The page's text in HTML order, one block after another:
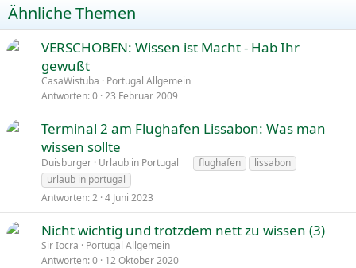
Ähnliche Themen
e
VERSCHOBEN: Wissen ist Macht - Hab Ihr
gewußt
CasaWistuba
Portugal Allgemein
Antworten 0 23 Februar 2009
Terminal 2 am Flughafen Lissabon: Was man
wissen sollte
Duisburger Urlaub in Portugal flughafen
lissabon
urlaub in portugal
Antworten 2 4 Juni 2023
Nicht wichtig und trotzdem nett zu wissen (3)
Sir Iocra
Portugal Allgemein
Antworten 0 12 Oktober 2020